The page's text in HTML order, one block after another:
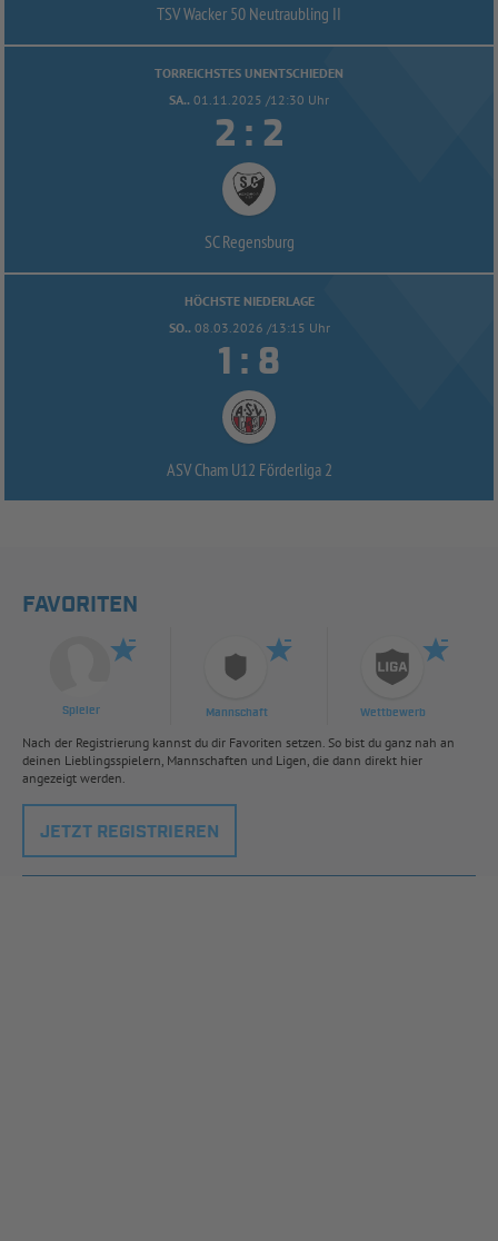
TSV Wacker 50 Neutraubling II
TORREICHSTES UNENTSCHIEDEN
SA.. 01.11.2025 /12:30 Uhr
 : 
SC Regensburg
HÖCHSTE NIEDERLAGE
SO.. 08.03.2026 /13:15 Uhr
 : 
ASV Cham U12 Förderliga 2
FAVORITEN
Spieler Mannschaft Wettbewerb
Nach der Registrierung kannst du dir Favoriten setzen. So bist du ganz nah an
deinen Lieblingsspielern, Mannschaften und Ligen, die dann direkt hier
angezeigt werden.
JETZT REGISTRIEREN